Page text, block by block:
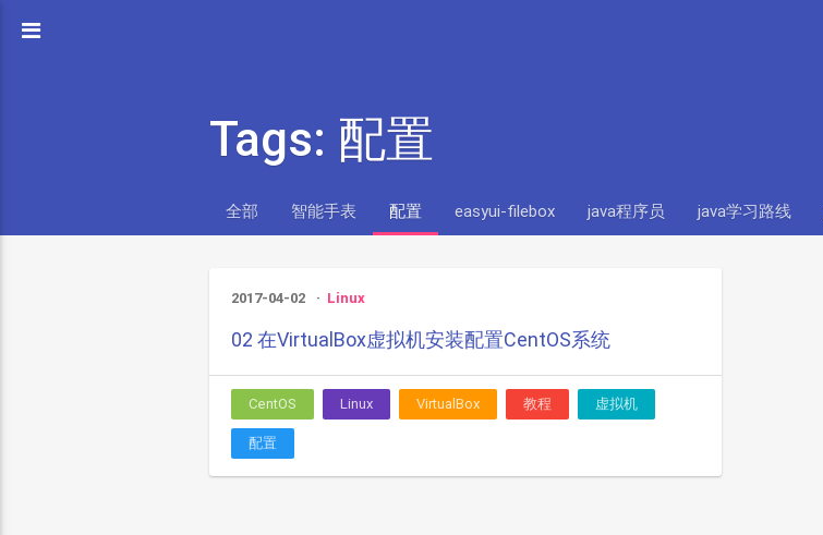
Tags: 配置
全部 智能手表 配置 easyui-filebox java程序员 java学习路线
2017-04-02 Linux
02 在VirtualBox虚拟机安装配置CentOS系统
CentOS Linux VirtualBox 教程 虚拟机
配置